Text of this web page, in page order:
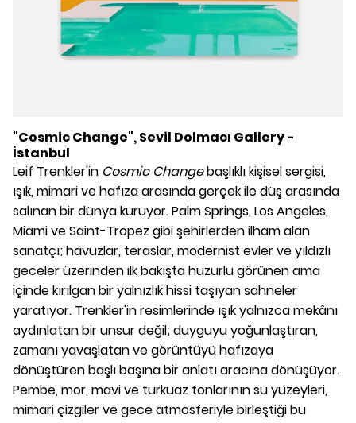
"Cosmic Change", Sevil Dolmacı Gallery -
İstanbul
Leif Trenkler'in Cosmic Changebaşlıklı kişisel sergisi,
ışık, mimari ve hafıza arasında gerçek ile düş arasında
salınan bir dünya kuruyor. Palm Springs, Los Angeles,
Miami ve Saint-Tropez gibi şehirlerden ilham alan
sanatçı; havuzlar, teraslar, modernist evler ve yıldızlı
geceler üzerinden ilk bakışta huzurlu görünen ama
içinde kırılgan bir yalnızlık hissi taşıyan sahneler
yaratıyor. Trenkler'in resimlerinde ışık yalnızca mekânı
aydınlatan bir unsur değil; duyguyu yoğunlaştıran,
zamanı yavaşlatan ve görüntüyü hafızaya
dönüştüren başlı başına bir anlatı aracına dönüşüyor.
Pembe, mor, mavi ve turkuaz tonlarının su yüzeyleri,
mimari çizgiler ve gece atmosferiyle birleştiği bu